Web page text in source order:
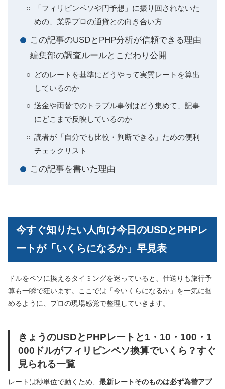
「フィリピンペソや円予想」に振り回されないた
めの、業界プロの通貨との向き合い方
この記事のUSDとPHP分析が信頼できる理由
編集部の調査ルールとこだわり公開
どのレートを基準にどうやって実質レートを算出
しているのか
送金や両替でのトラブル事例はどう集めて、記事
にどこまで反映しているのか
読者が「自分でも比較・判断できる」ための便利
チェックリスト
この記事を書いた理由
今すぐ知りたい人向け今日のUSDとPHPレ
ートが「いくらになるか」早見表
ドルをペソに換えるタイミングを迷っていると、仕送りも旅行予
算も一瞬で狂います。ここでは「今いくらになるか」を一気に掴
めるように、プロの現場感覚で整理していきます。
きょうのUSDとPHPレートと1・10・100・1
000ドルがフィリピンペソ換算でいくら？すぐ
見られる一覧
レートは秒単位で動くため、 最新レートそのものは必ず為替アプ